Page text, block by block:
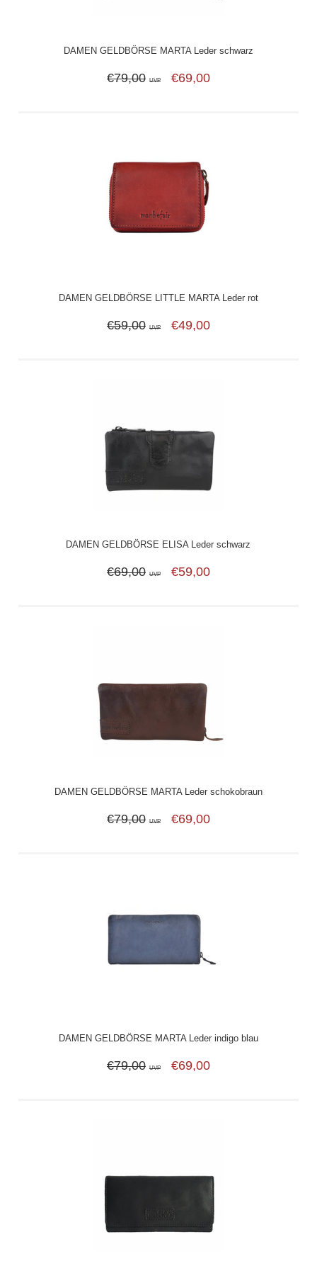
DAMEN GELDBÖRSE MARTA Leder schwarz
€79,00 UVP €69,00
DAMEN GELDBÖRSE LITTLE MARTA Leder rot
€59,00 UVP €49,00
DAMEN GELDBÖRSE ELISA Leder schwarz
€69,00 UVP €59,00
DAMEN GELDBÖRSE MARTA Leder schokobraun
€79,00 UVP €69,00
DAMEN GELDBÖRSE MARTA Leder indigo blau
€79,00 UVP €69,00